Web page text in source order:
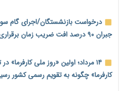
خانه کارگر قزوین: شکاف دستمزد و
می‌شود
رئیس سازمان امور مالیاتی:
مالیات هستند
درخواست بازنشستگان/اجرای گام
جبران ۹۰ درصد افت ضریب زمان برقراری
۱۴ مرداد؛ اولین «روز ملی
کارفرما» چگونه به تقویم رسمی کشور